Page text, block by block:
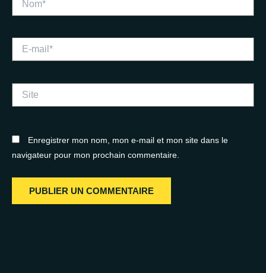
mail*
Enregistrer mon nom, mon e-mail et mon site dans le
navigateur pour mon prochain commentaire.